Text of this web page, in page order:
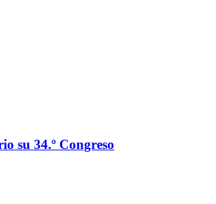
su 34.º Congreso